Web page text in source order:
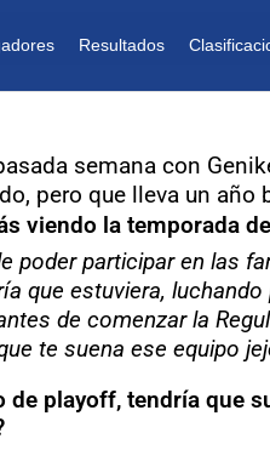
Resultados
semana con
pero que lleva un
viendo la temporada
poder participar en las
que estuviera,
de comenzar la
te suena ese equipo
playoff, tendría que